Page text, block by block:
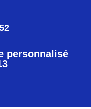
personnalisé